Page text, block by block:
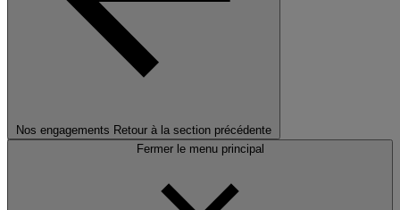
Nos engagements Retour à la section précédente
Fermer le menu principal